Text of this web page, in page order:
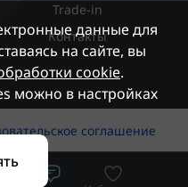
Trade-in
Контакты
соглашение
данные для
на сайте, вы
cookie.
можно в настройках